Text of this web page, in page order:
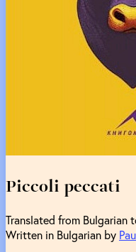
Piccoli peccati
Translated from Bulgarian
Written in Bulgarian by